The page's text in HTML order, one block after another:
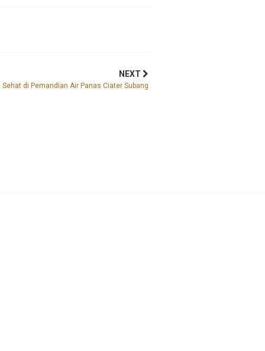
NEXT
Sehat di Pemandian Air Panas Ciater Subang